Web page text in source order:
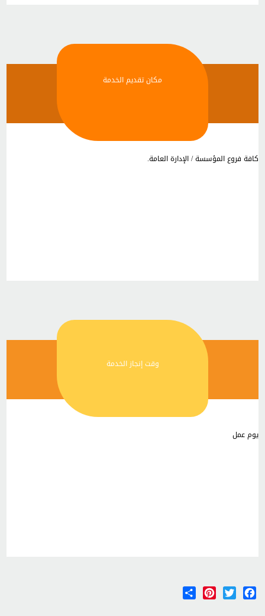
مكان تقديم الخدمة
كافة فروع المؤسسة / الإدارة العامة.
وقت إنجاز الخدمة
يوم عمل
Facebook
Twitter
Pinterest